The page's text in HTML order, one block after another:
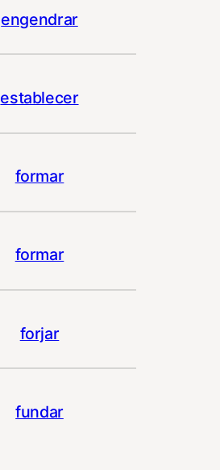
engendrar
establecer
formar
formar
forjar
fundar